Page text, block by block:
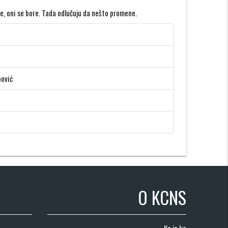
se bore. Tada odlučuju da nešto promene.
O KCNS